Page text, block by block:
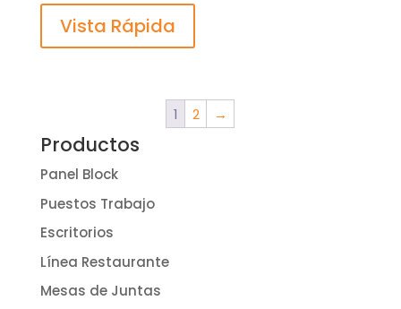
Vista Rápida
1 2 →
Productos
Panel Block
Puestos Trabajo
Escritorios
Línea Restaurante
Mesas de Juntas